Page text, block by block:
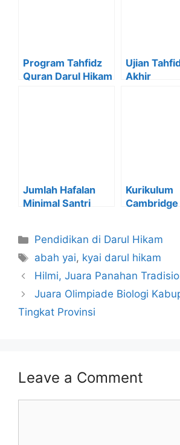
Program Tahfidz
Quran Darul Hikam
Ujian
Akhir
Jumlah Hafalan
Minimal Santri
Kurikulum
Cambridge
Pendidikan di Darul Hikam
abah yai, kyai darul hikam
Hilmi, Juara Panahan
Juara Olimpiade Biologi
Tingkat Provinsi
Leave a Comment